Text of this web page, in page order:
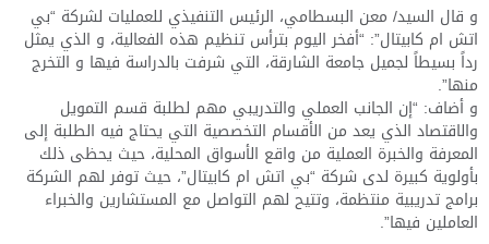
و قال السيد/ معن البسطامي، الرئيس التنفيذي للعمليات لشركة “بي
اتش ام كابيتال”: “أفخر اليوم بترأس تنظيم هذه الفعالية، و الذي يمثل
رداً بسيطاً لجميل جامعة الشارقة، التي شرفت بالدراسة فيها و التخرج
منها”.
و أضاف: “إن الجانب العملي والتدريبي مهم لطلبة قسم التمويل
والاقتصاد الذي يعد من الأقسام التخصصية التي يحتاج فيه الطلبة إلى
المعرفة والخبرة العملية من واقع الأسواق المحلية، حيث يحظى ذلك
بأولوية كبيرة لدى شركة “بي اتش ام كابيتال”، حيث توفر لهم الشركة
برامج تدريبية منتظمة، وتتيح لهم التواصل مع المستشارين والخبراء
العاملين فيها”.